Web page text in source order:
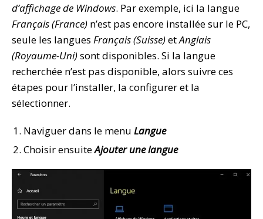
d’affichage de Windows. Par exemple, ici la langue
Français (France) n’est pas encore installée sur le PC,
seule les langues Français (Suisse)etAnglais
(Royaume-Uni)sont disponibles. Si la langue
recherchée n’est pas disponible, alors suivre ces
étapes pour l’installer, la configurer et la
sélectionner.
Naviguer dans le menu Langue
Choisir ensuiteAjouter une langue